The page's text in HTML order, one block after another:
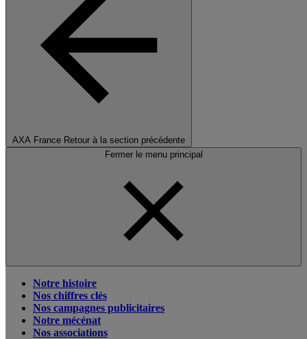
AXA France Retour à la section précédente
Fermer le menu principal
Notre histoire
Nos chiffres clés
Nos campagnes publicitaires
Notre mécénat
Nos associations